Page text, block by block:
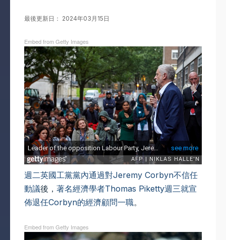
最後更新日： 2024年03月15日
Embed from Getty Images
週二英國工黨黨內通過對Jeremy Corbyn不信任
動議後，著名經濟學者Thomas Piketty週三就宣
佈退任Corbyn的經濟顧問一職。
Embed from Getty Images